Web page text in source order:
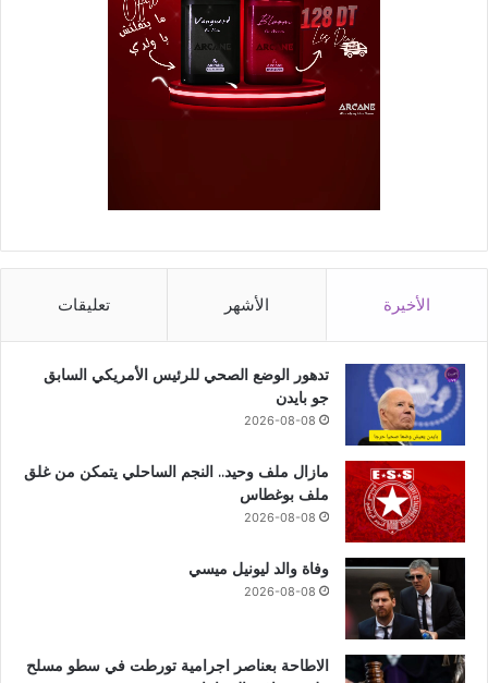
الأخيرة الأشهر تعليقات
تدهور الوضع الصحي للرئيس الأمريكي السابق
جو بايدن
2026-08-08
مازال ملف وحيد.. النجم الساحلي يتمكن من غلق
ملف بوغطاس
2026-08-08
وفاة والد ليونيل ميسي
2026-08-08
الاطاحة بعناصر اجرامية تورطت في سطو مسلح